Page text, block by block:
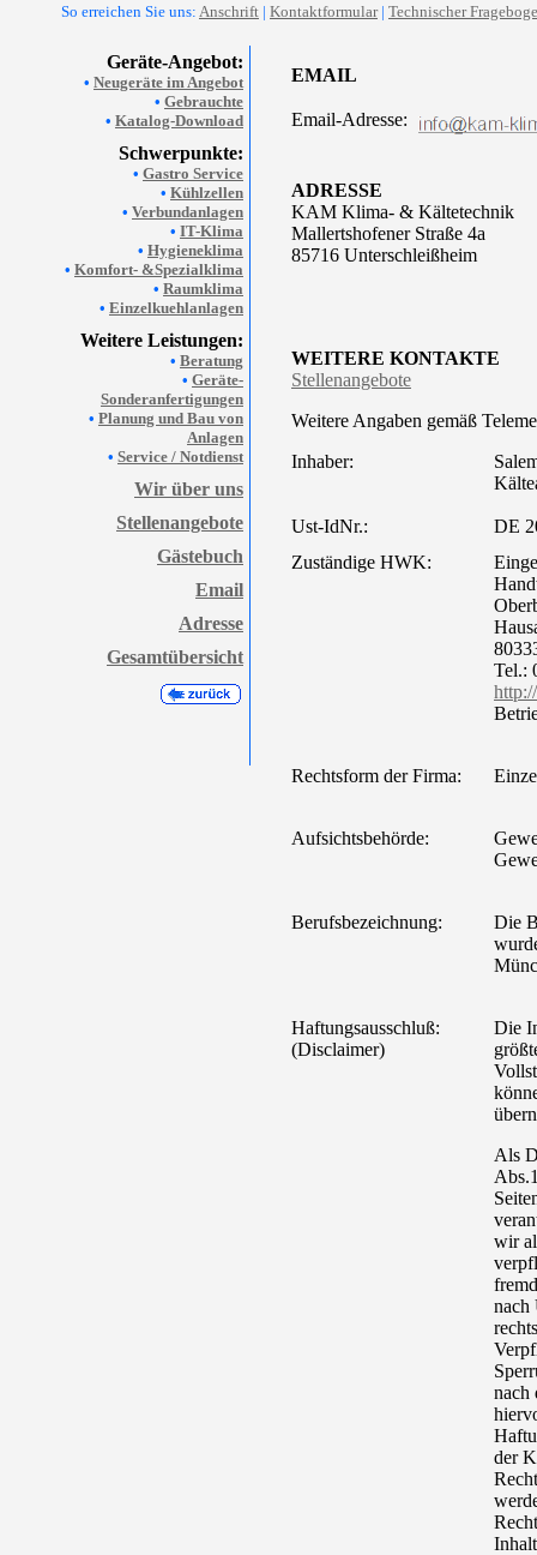
So erreichen Sie uns: Anschrift | Kontaktformular| Technischer
Geräte-Angebot:
• Neugeräte im Angebot
• Gebrauchte
• Katalog-Download
Schwerpunkte:
• Gastro Service
• Kühlzellen
• Verbundanlagen
• IT-Klima
• Hygieneklima
• Komfort- &Spezialklima
• Raumklima
• Einzelkuehlanlagen
Weitere Leistungen:
• Beratung
• Geräte-
Sonderanfertigungen
• Planung und Bau von
Anlagen
• Service / Notdienst
Wir über uns
Stellenangebote
Gästebuch
Email
Adresse
Gesamtübersicht
EMAIL
Email-Adresse:
ADRESSE
KAM Klima- & Kältetechnik
Mallertshofener Straße 4a
85716 Unterschleißheim
WEITERE KONTAKTE
Stellenangebote
Weitere Angaben gemäß
Inhaber:
Ust-IdNr.:
DE
Zuständige HWK:
Tel.:
Rechtsform der Firma:
Aufsichtsbehörde:
Berufsbezeichnung:
Die
Haftungsausschluß:
(Disclaimer)
Die
Als
wir
nach
nach
der